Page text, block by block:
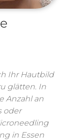
Ihr Hautbild
glätten. In
Anzahl an
oder
in Essen